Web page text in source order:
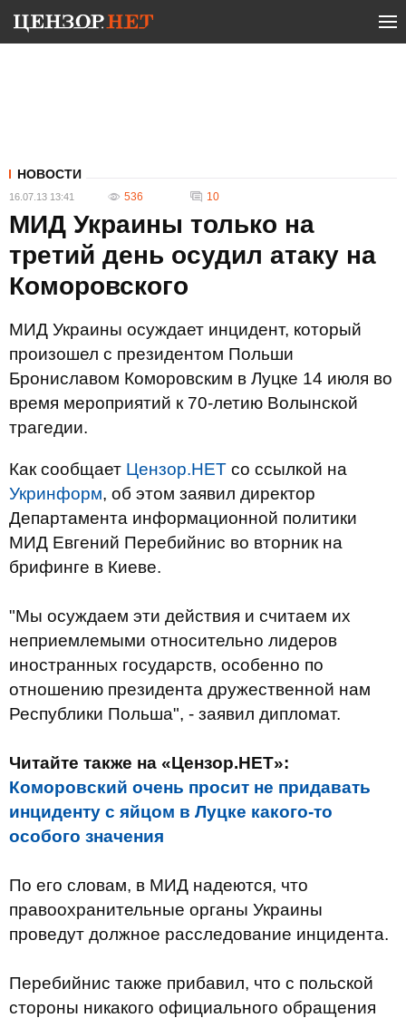
НОВОСТИ
16.07.13 13:41 536 10
МИД Украины только на
третий день осудил атаку на
Коморовского
МИД Украины осуждает инцидент, который
произошел с президентом Польши
Брониславом Коморовским в Луцке 14 июля во
время мероприятий к 70-летию Волынской
трагедии.
Как сообщает Цензор.НЕТ со ссылкой на
Укринформ, об этом заявил директор
Департамента информационной политики
МИД Евгений Перебийнис во вторник на
брифинге в Киеве.
"Мы осуждаем эти действия и считаем их
неприемлемыми относительно лидеров
иностранных государств, особенно по
отношению президента дружественной нам
Республики Польша", - заявил дипломат.
Читайте также на «Цензор.НЕТ»:
Коморовский очень просит не придавать
инциденту с яйцом в Луцке какого-то
особого значения
По его словам, в МИД надеются, что
правоохранительные органы Украины
проведут должное расследование инцидента.
Перебийнис также прибавил, что с польской
стороны никакого официального обращения